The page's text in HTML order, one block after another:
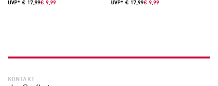
UVP* € 17,99€ 9,99
UVP* € 17,99€ 9,99
KONTAKT